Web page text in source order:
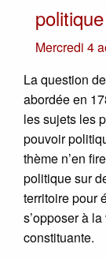
politique
Mercredi 4
La question
abordée en
les sujets les
pouvoir
thème n’en
politique sur
territoire pour
s’opposer à
constituante.